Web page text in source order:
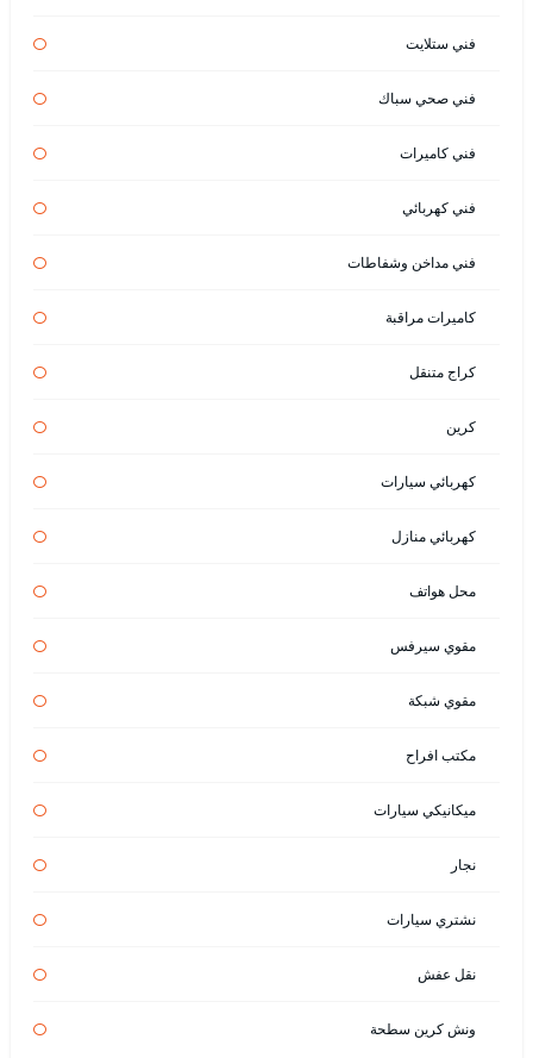
فني ستلايت
فني صحي سباك
فني كاميرات
فني كهربائي
فني مداخن وشفاطات
كاميرات مراقبة
كراج متنقل
كرين
كهربائي سيارات
كهربائي منازل
محل هواتف
مقوي سيرفس
مقوي شبكة
مكتب افراح
ميكانيكي سيارات
نجار
نشتري سيارات
نقل عفش
ونش كرين سطحة